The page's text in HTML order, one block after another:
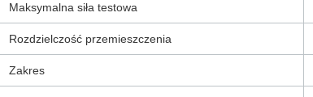
Maksymalna siła testowa
Rozdzielczość przemieszczenia
Zakres